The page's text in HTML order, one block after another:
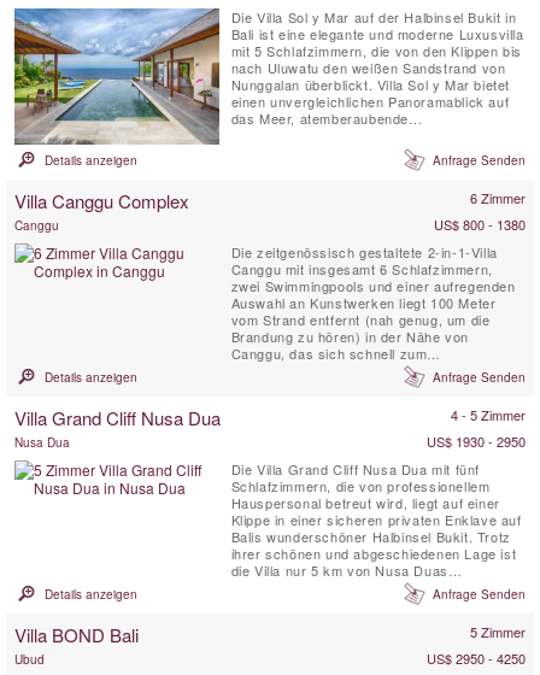
Die Villa Sol y Mar auf der Halbinsel Bukit in
Bali ist eine elegante und moderne Luxusvilla
mit 5 Schlafzimmern, die von den Klippen bis
nach Uluwatu den weißen Sandstrand von
Nunggalan überblickt. Villa Sol y Mar bietet
einen unvergleichlichen Panoramablick auf
das Meer, atemberaubende
Ozean und in der Nacht ein prächtiges
Details anzeigen Anfrage Senden
Villa Canggu Complex 6 Zimmer
Canggu
US$ 800 - 1380
Die zeitgenössisch gestaltete 2-in-1-Villa
Canggu mit insgesamt 6 Schlafzimmern,
zwei Swimmingpools und einer aufregenden
Auswahl an Kunstwerken liegt 100 Meter
vom Strand entfernt (nah genug, um die
Brandung zu hören) in der Nähe von
Canggu, das sich schnell zum
angesagtesten Badeort Balis entwickelt. Der
Villa Canggu-Komplex ist in zwei separate
unabhängig voneinander gemietet werden
können: Die Villa Canggu South mit vier ...
Details anzeigen Anfrage Senden
Villa Grand Cliff Nusa Dua 4 - 5 Zimmer
Nusa Dua
US$ 1930 - 2950
Die Villa Grand Cliff Nusa Dua mit fünf
Schlafzimmern, die von professionellem
Hauspersonal betreut wird, liegt auf einer
Klippe in einer sicheren privaten Enklave auf
Balis wunderschöner Halbinsel Bukit. Trotz
ihrer schönen und abgeschiedenen Lage ist
die Villa nur 5 km von Nusa Duas
Geschäften, Restaurants, Golf- und
Wassersportaktivitäten entfernt, die alle mit
leicht erreichbar sind. Diese balinesische
Details anzeigen Anfrage Senden
Villa BOND Bali 5 Zimmer
Ubud
US$ 2950 - 4250